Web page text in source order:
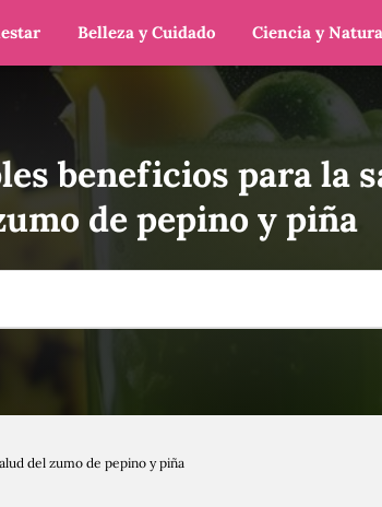
Belleza y Cuidado Ciencia y
beneficios para la
de pepino y piña
del zumo de pepino y piña